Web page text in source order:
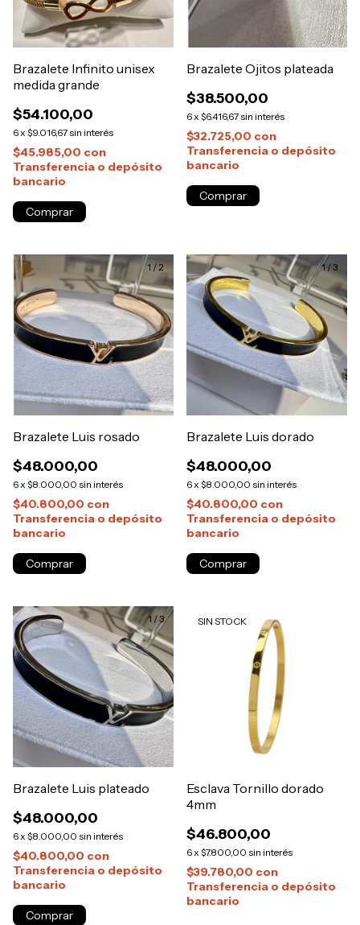
Brazalete Infinito unisex
medida grande
$54.100,00
6 x $9.016,67sin interés
$45.985,00 con
Transferencia o depósito
bancario
Comprar
Brazalete Ojitos plateada
$38.500,00
6 x $6.416,67sin interés
$32.725,00 con
Transferencia o depósito
bancario
1/2
Brazalete Luis rosado
$48.000,00
6 x $8.000,00 sin interés
$40.800,00 con
Transferencia o depósito
bancario
1/3
Brazalete Luis dorado
$48.000,00
6 x $8.000,00 sin interés
$40.800,00 con
Transferencia o depósito
bancario
1 /3
Brazalete Luis plateado
$48.000,00
6 x $8.000,00 sin interés
$40.800,00 con
Transferencia o depósito
bancario
SIN STOCK
Esclava Tornillo dorado
4mm
$46.800,00
6 x $7.800,00 sin interés
$39.780,00 con
Transferencia o depósito
bancario